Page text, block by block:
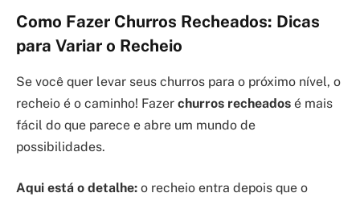
Como Fazer Churros Recheados: Dicas
para Variar o Recheio
Se você quer levar seus churros para o próximo nível, o
recheio é o caminho! Fazer churros recheados é mais
fácil do que parece e abre um mundo de
possibilidades.
Aqui está o detalhe: o recheio entra depois que o